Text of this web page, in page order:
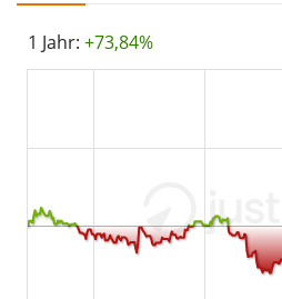
Reisen, Brautmoden und
Cloud-basierte SaaS-
arbeiten. Durch die Nutzung
engagiert sich die Recruit
Einfluss auf die Gesellschaft
Unternehmen ist in mehr als
Unternehmen wurde 1960
1 Jahr: +73,84%